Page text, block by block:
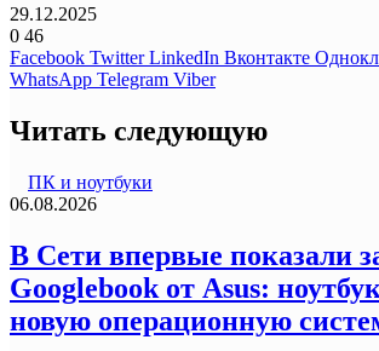
29.12.2025
0 46
Facebook Twitter LinkedIn Вконтакте
WhatsApp Telegram Viber
Читать следующую
ПК и ноутбуки
06.08.2026
В Сети впервые показали
Googlebook от Asus:
новую операционную